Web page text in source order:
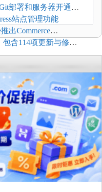
折扣
部署和服务器开通更
站点管理功能
出Commerce
保留前台体验并扩展电
包含114项更新与修